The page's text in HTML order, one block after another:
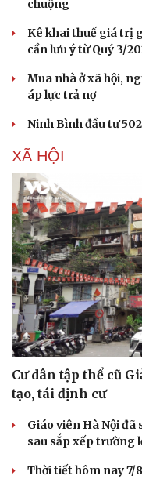
chuộng
Kê khai thuế giá trị
cần lưu ý từ Quý 3/
Mua nhà ở xã hội,
áp lực trả nợ
Ninh Bình đầu tư
XÃ HỘI
Cư dân tập thể cũ
tạo, tái định cư
Giáo viên Hà Nội
sau sắp xếp trường
Thời tiết hôm nay 7/